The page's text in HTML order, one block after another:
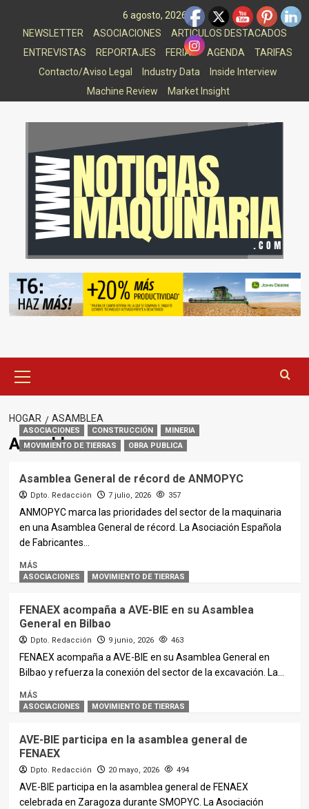
6 agosto, 2026
NEWSLETTER
ASOCIACIONES
ARTICULOS DESTACADOS
ENTREVISTAS
REPORTAJES FERIAS AGENDA
TARIFAS
Contacto/Aviso Legal
Industry Data
Inside Interview
Machine Review
Market Insight
principal
HOGAR ASAMBLEA
Asamblea
ASOCIACIONES CONSTRUCCIÓN
MINERIA
MOVIMIENTO DE TIERRAS
OBRA PUBLICA
Asamblea General de récord de ANMOPYC
Dpto. Redacción 7 julio, 2026 357
ANMOPYC marca las prioridades del sector de la maquinaria
en una Asamblea General de récord. La Asociación Española
de Fabricantes...
MÁS
ASOCIACIONES MOVIMIENTO DE TIERRAS
FENAEX acompaña a AVE-BIE en su Asamblea
General en Bilbao
Dpto. Redacción 9 junio, 2026 463
FENAEX acompaña a AVE-BIE en su Asamblea General en
Bilbao y refuerza la conexión del sector de la excavación. La...
MÁS
ASOCIACIONES MOVIMIENTO DE TIERRAS
AVE-BIE participa en la asamblea general de
FENAEX
Dpto. Redacción 20 mayo, 2026 494
AVE-BIE participa en la asamblea general de FENAEX
celebrada en Zaragoza durante SMOPYC. La Asociación